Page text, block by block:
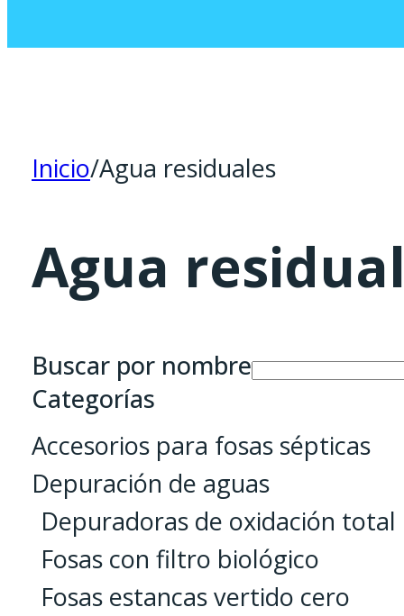
Inicio/Agua residuales
Agua
Buscar por nombre
Categorías
Accesorios para fosas sépticas
Depuración de aguas
Depuradoras de oxidación total
Fosas con filtro biológico
Fosas estancas vertido cero